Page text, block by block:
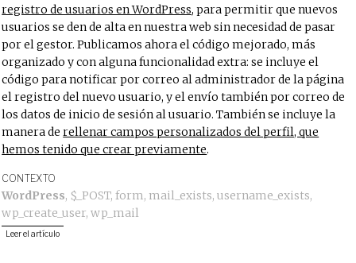
registro de usuarios en WordPress, para permitir que nuevos
usuarios se den de alta en nuestra web sin necesidad de pasar
por el gestor. Publicamos ahora el código mejorado, más
organizado y con alguna funcionalidad extra: se incluye el
código para notificar por correo al administrador de la página
el registro del nuevo usuario, y el envío también por correo de
los datos de inicio de sesión al usuario. También se incluye la
manera derellenar campos personalizados del perfil, que
hemos tenido que crear previamente.
CONTEXTO
WordPress, $_POST,form, mail_exists,username_exists,
wp_create_user,wp_mail
Leer el artículo